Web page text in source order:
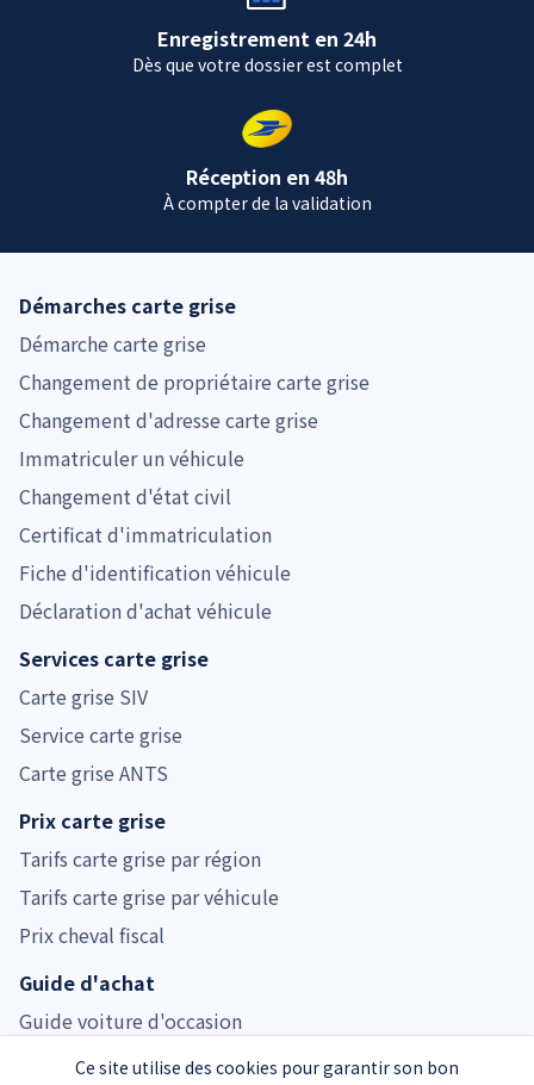
Ce site utilise des cookies pour garantir son bon
Enregistrement en 24h
Dès que votre dossier est complet
Réception en 48h
À compter de la validation
Démarches carte grise
Démarche carte grise
Changement de propriétaire carte grise
Changement d'adresse carte grise
Immatriculer un véhicule
Changement d'état civil
Certificat d'immatriculation
Fiche d'identification véhicule
Déclaration d'achat véhicule
Services carte grise
Carte grise SIV
Service carte grise
Carte grise ANTS
Prix carte grise
Tarifs carte grise par région
Tarifs carte grise par véhicule
Prix cheval fiscal
Guide d'achat
Guide voiture d'occasion
Guide moto d'occasion